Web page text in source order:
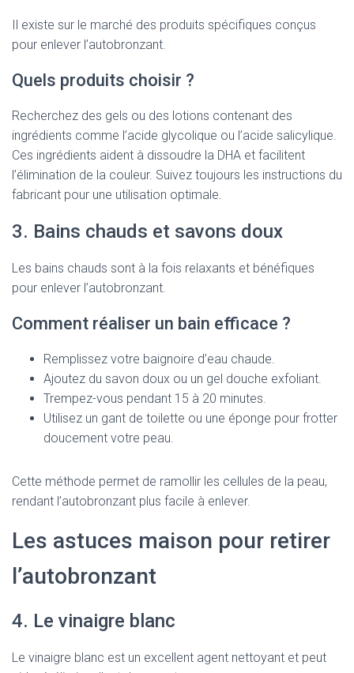
Il existe sur le marché des produits spécifiques conçus
pour enlever l’autobronzant.
Quels produits choisir ?
Recherchez des gels ou des lotions contenant des
ingrédients comme l’acide glycolique ou l’acide salicylique.
Ces ingrédients aident à dissoudre la DHA et facilitent
l’élimination de la couleur. Suivez toujours les instructions du
fabricant pour une utilisation optimale.
3. Bains chauds et savons doux
Les bains chauds sont à la fois relaxants et bénéfiques
pour enlever l’autobronzant.
Comment réaliser un bain efficace ?
Remplissez votre baignoire d’eau chaude.
Ajoutez du savon doux ou un gel douche exfoliant.
Trempez-vous pendant 15 à 20 minutes.
Utilisez un gant de toilette ou une éponge pour frotter
doucement votre peau.
Cette méthode permet de ramollir les cellules de la peau,
rendant l’autobronzant plus facile à enlever.
Les astuces maison pour retirer
l’autobronzant
4. Le vinaigre blanc
Le vinaigre blanc est un excellent agent nettoyant et peut